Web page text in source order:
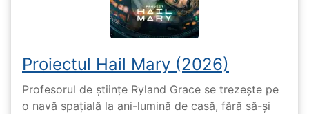
Proiectul Hail Mary (2026)
Profesorul de științe Ryland Grace se trezește pe
o navă spațială la ani-lumină de casă, fără să-și